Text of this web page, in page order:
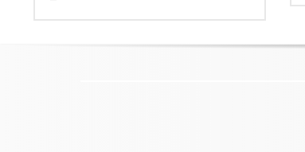
невеликі розміри вмістив у себе все
багато різних дрібниць.